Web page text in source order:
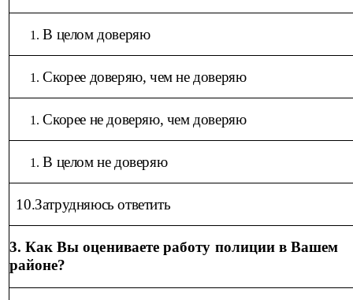
В целом доверяю
Скорее доверяю, чем не доверяю
Скорее не доверяю, чем доверяю
В целом не доверяю
10.Затрудняюсь ответить
3. Как Вы оцениваете работу полиции в Вашем
районе?